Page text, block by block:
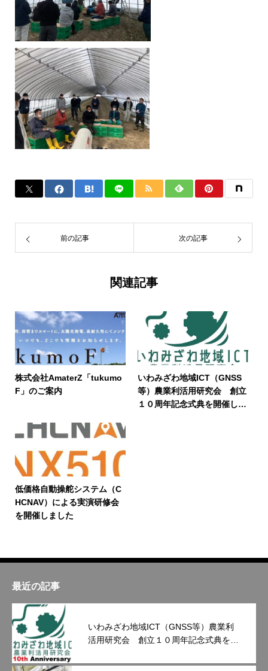
前の記事 次の記事
関連記事
株式会社AmaterZ「tukumo
F」のご案内
いわみざわ地域ICT（GNSS
等）農業利活用研究会 創立
１０周年記念式典を開催しま
低価格自動操舵システム（C
HCNAV）による実演研修会
を開催しました
最近の記事
いわみざわ地域ICT（GNSS等）農業利
活用研究会 創立１０周年記念式典を開